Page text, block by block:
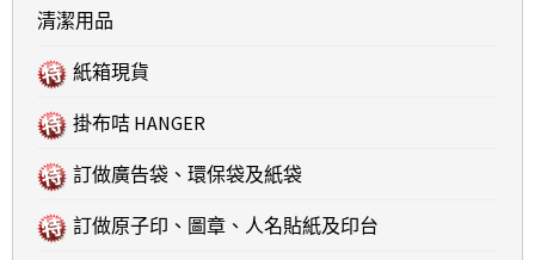
清潔用品
紙箱現貨
掛布咭 HANGER
訂做廣告袋、環保袋及紙袋
訂做原子印、圖章、人名貼紙及印台